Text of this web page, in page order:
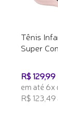
Tênis
Super
R$ 129,99
em até 6x
R$